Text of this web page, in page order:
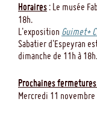
Horaires : Le musée
18h.
L'exposition Guimet+
Sabatier d'Espeyran
dimanche de 11h à 18h.
Prochaines
Mercredi 11